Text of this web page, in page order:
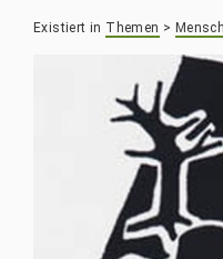
Existiert in Themen >